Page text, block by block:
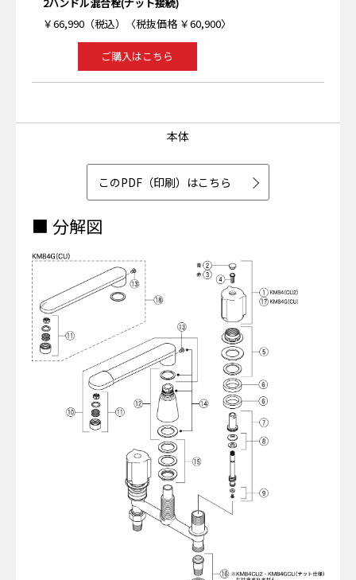
￥66,990（税込）〈税抜価格 ￥60,900〉
ご購入はこちら
本体
このPDF（印刷）はこちら
■ 分解図